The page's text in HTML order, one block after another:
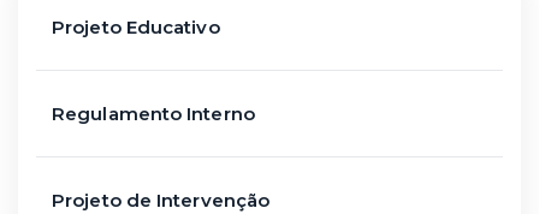
Projeto Educativo
Regulamento Interno
Projeto de Intervenção